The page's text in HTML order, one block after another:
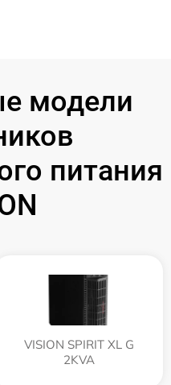
модели
питания
VISION SPIRIT XL G
2KVA